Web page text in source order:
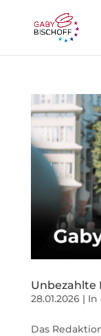
Unbezahlte
28.01.2026| In
Das